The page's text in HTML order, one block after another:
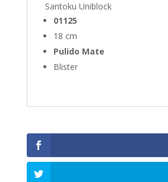
Santoku Uniblock
01125
18 cm
Pulido Mate
Blister